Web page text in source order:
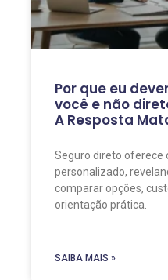
Por que eu
você e não
A Resposta
Seguro direto oferece
personalizado,
comparar opções,
orientação prática.
SAIBA MAIS »